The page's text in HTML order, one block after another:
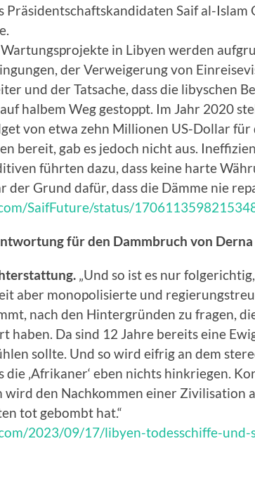
Präsidentschaftskandidaten Saif al-Islam
in Libyen werden
der Verweigerung von
und der Tatsache, dass die libyschen
halbem Weg gestoppt. Im Jahr 2020
von etwa zehn Millionen US-Dollar
bereit, gab es jedoch nicht aus.
führten dazu, dass keine harte
der Grund dafür, dass die Dämme nie
SaifFuture/status/
für den Dammbruch von Derna
„Und so ist es nur
aber monopolisierte und
nach den Hintergründen zu fragen,
haben. Da sind 12 Jahre bereits eine
sollte. Und so wird eifrig an dem
die ‚Afrikaner‘ eben nichts hinkriegen.
den Nachkommen einer Zivilisation
tot gebombt hat.“
2023/09/17/libyen-todesschiffe-und-